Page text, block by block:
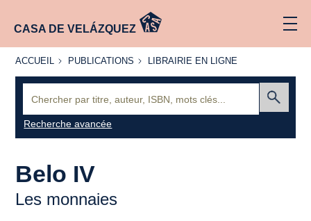
CASA DE VELÁZQUEZ
ACCUEIL
ACCUEIL PUBLICATIONS
PUBLICATIONS
LIBRAIRIE
LIBRAIRIE EN LIGNE
Recherche avancée
Belo IV
Les monnaies